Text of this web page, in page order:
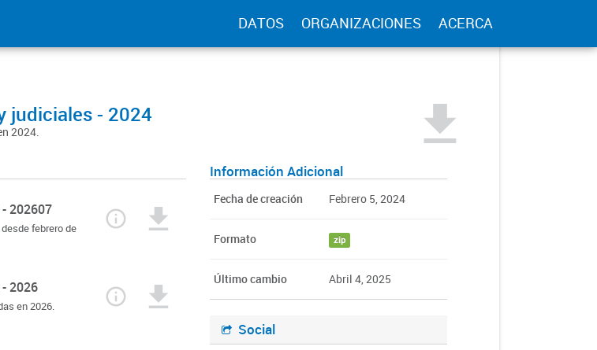
DATOS ORGANIZACIONES ACERCA
judiciales - 2024
2024.
202607
febrero de
2026
en 2026.
Información Adicional
Fecha de creación Febrero 5, 2024
Formato zip
Último cambio Abril 4, 2025
Social